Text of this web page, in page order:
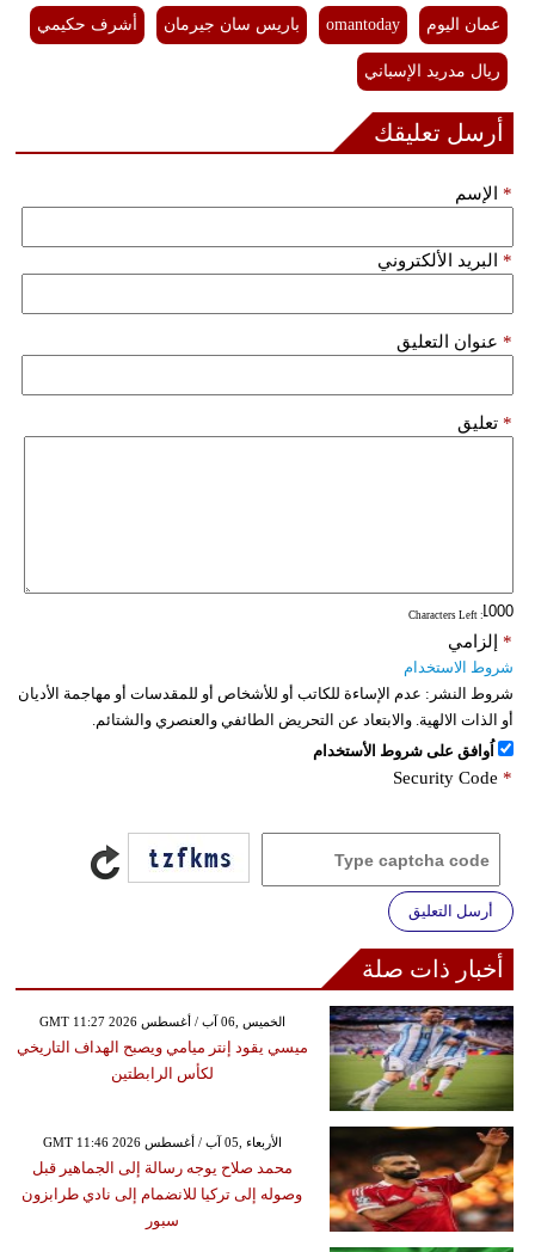
عمان اليوم omantoday باريس سان جيرمان أشرف حكيمي
ريال مدريد الإسباني
أرسل تعليقك
الإسم *
البريد الألكتروني *
عنوان التعليق *
تعليق *
: Characters Left
إلزامي *
شروط الاستخدام
شروط النشر: عدم الإساءة للكاتب أو للأشخاص أو للمقدسات أو مهاجمة الأديان
أو الذات الالهية. والابتعاد عن التحريض الطائفي والعنصري والشتائم.
اُوافق على شروط الأستخدام
Security Code *
أرسل التعليق
أخبار ذات صلة
GMT 11:27 2026 الخميس ,06 آب / أغسطس
ميسي يقود إنتر ميامي ويصبح الهداف التاريخي
لكأس الرابطتين
GMT 11:46 2026 الأربعاء ,05 آب / أغسطس
محمد صلاح يوجه رسالة إلى الجماهير قبل
وصوله إلى تركيا للانضمام إلى نادي طرابزون
سبور